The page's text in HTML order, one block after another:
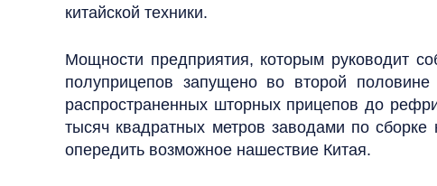
китайской техники.
Мощности предприятия, которым руководит
полуприцепов запущено во второй
распространенных шторных прицепов до
тысяч квадратных метров заводами по
опередить возможное нашествие Китая.